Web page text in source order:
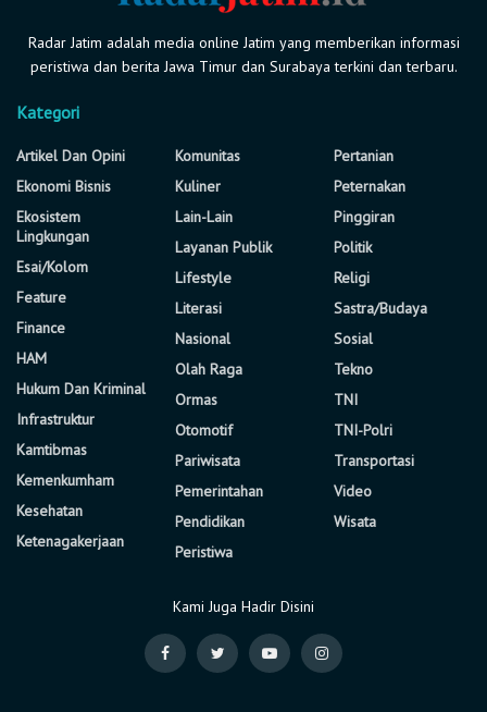
Radar Jatim adalah media online Jatim yang memberikan informasi
peristiwa dan berita Jawa Timur dan Surabaya terkini dan terbaru.
Kategori
Artikel Dan Opini
Ekonomi Bisnis
Ekosistem
Lingkungan
Esai/Kolom
Feature
Finance
HAM
Hukum Dan Kriminal
Infrastruktur
Kamtibmas
Kemenkumham
Kesehatan
Ketenagakerjaan
Komunitas
Kuliner
Lain-Lain
Layanan Publik
Lifestyle
Literasi
Nasional
Olah Raga
Ormas
Otomotif
Pariwisata
Pemerintahan
Pendidikan
Peristiwa
Pertanian
Peternakan
Pinggiran
Politik
Religi
Sastra/Budaya
Sosial
Tekno
TNI
TNI-Polri
Transportasi
Video
Wisata
Kami Juga Hadir Disini